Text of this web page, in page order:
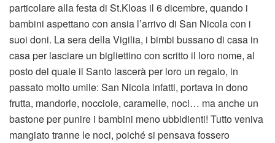
particolare alla festa di St.Kloas il 6 dicembre, quando i
bambini aspettano con ansia l’arrivo di San Nicola con i
suoi doni. La sera della Vigilia, i bimbi bussano di casa in
casa per lasciare un bigliettino con scritto il loro nome, al
posto del quale il Santo lascerà per loro un regalo, in
passato molto umile: San Nicola infatti, portava in dono
frutta, mandorle, nocciole, caramelle, noci… ma anche un
bastone per punire i bambini meno ubbidienti! Tutto veniva
mangiato tranne le noci, poiché si pensava fossero